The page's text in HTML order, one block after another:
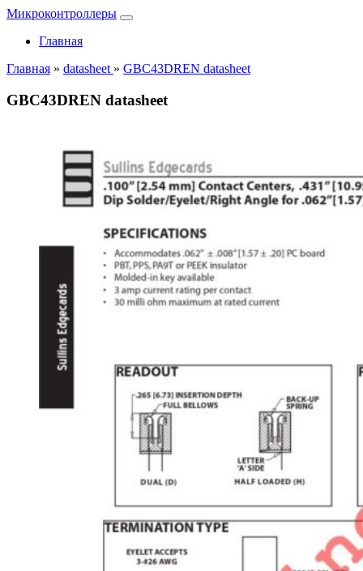
Микроконтроллеры
Главная
Главная » datasheet » GBC43DREN datasheet
GBC43DREN datasheet